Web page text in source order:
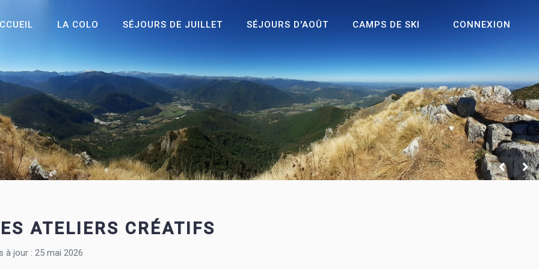
LA COLO SÉJOURS DE JUILLET SÉJOURS D'AOÛT CAMPS DE SKI CONNEXION
ATELIERS CRÉATIFS
à jour : 25 mai 2026